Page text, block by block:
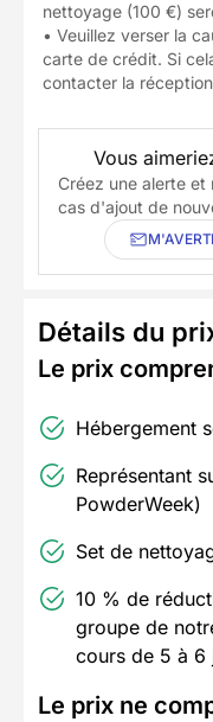
nettoyage (100 €)
• Veuillez verser la
carte de crédit. Si
contacter la
Vous
Créez une alerte
cas d'ajout de
Détails du
Le prix
Hébergement
Représentant
PowderWeek)
Set de
10 % de
groupe de
cours de 5 à 6
Le prix ne